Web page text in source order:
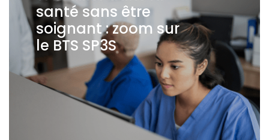
santé sans être
soignant : zoom sur
le BTS SP3S